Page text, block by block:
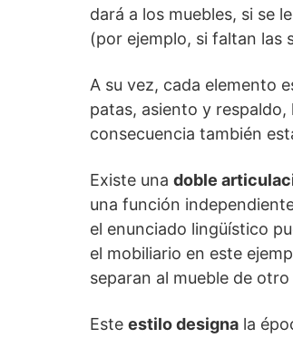
dará a los muebles, si se
(por ejemplo, si faltan las
A su vez, cada elemento
patas, asiento y
consecuencia también
Existe una doble
una función
el enunciado lingüístico
el mobiliario en este
separan al mueble de otro
Este estilo designa la